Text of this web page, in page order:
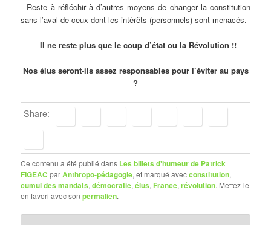
Reste à réfléchir à d’autres moyens de changer la constitution
sans l’aval de ceux dont les intérêts (personnels) sont menacés.
Il ne reste plus que le coup d’état ou la Révolution !!
Nos élus seront-ils assez responsables pour l’éviter au pays
?
Share:
Ce contenu a été publié dans Les billets d'humeur de Patrick
FIGEAC parAnthropo-pédagogie, et marqué avecconstitution,
cumul des mandats,démocratie,élus, France,révolution. Mettez-le
en favori avec sonpermalien.